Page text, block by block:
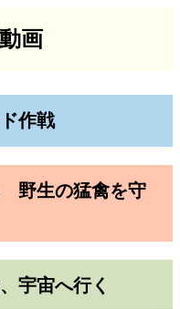
画
作戦
野生の猛禽を守
宇宙へ行く